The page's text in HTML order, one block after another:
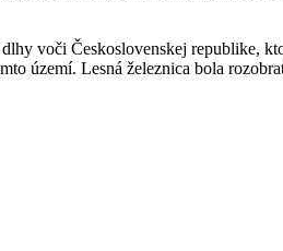
voči Československej republike,
území. Lesná železnica bola